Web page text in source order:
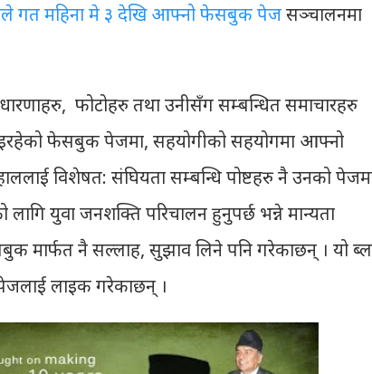
गत महिना मे ३ देखि आफ्नो फेसबुक पेजसञ्चालनमा
फोटोहरु तथा उनीसँग सम्बन्धित समाचारहरु
फेसबुक पेजमा, सहयोगीको सहयोगमा आफ्नो
विशेषत: संघियता सम्बन्धि पोष्टहरु नै उनको
युवा जनशक्ति परिचालन हुनुपर्छ भन्ने मान्यता
मार्फत नै सल्लाह, सुझाव लिने पनि गरेकाछन् । यो
लाइक गरेकाछन् ।